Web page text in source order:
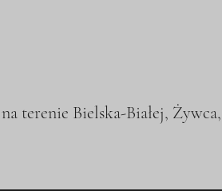
terenie Bielska-Białej,